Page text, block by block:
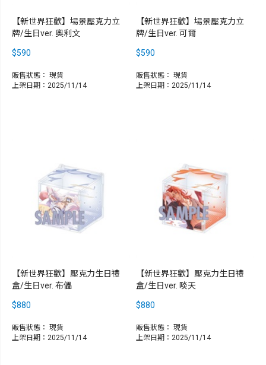
【新世界狂歡】場景壓克力立
牌/生日ver. 奧利文
$590
販售狀態： 現貨
上架日期：2025/11/14
【新世界狂歡】場景壓克力立
牌/生日ver. 可爾
$590
販售狀態： 現貨
上架日期：2025/11/14
【新世界狂歡】壓克力生日禮
盒/生日ver. 布儡
$880
販售狀態： 現貨
上架日期：2025/11/14
【新世界狂歡】壓克力生日禮
盒/生日ver. 啖天
$880
販售狀態： 現貨
上架日期：2025/11/14